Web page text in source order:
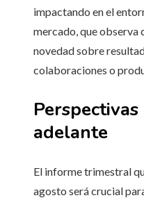
impactando en el
mercado, que observa
novedad sobre
colaboraciones o
Perspectivas
adelante
El informe trimestral
agosto será crucial